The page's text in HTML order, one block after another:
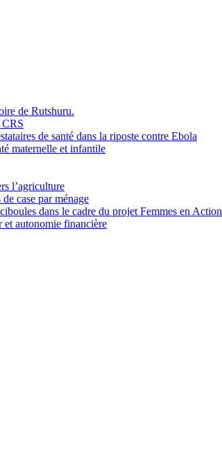
de Rutshuru.
CRS
de santé dans la riposte contre Ebola
maternelle et infantile
l’agriculture
case par ménage
dans le cadre du projet Femmes en Action
autonomie financière